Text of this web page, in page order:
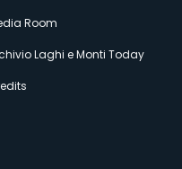
Room
Laghi e Monti Today